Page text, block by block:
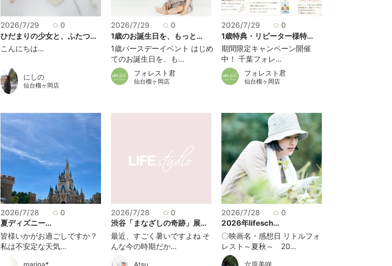
2026/7/29
0
ひだまりの少女と、ふたつ...
こんにちは...
にしの
仙台榴ヶ岡店
2026/7/29
0
1歳のお誕生日を、もっと...
1歳バースデーイベント はじめ
てのお誕生日を、も...
フォレスト君
仙台榴ヶ岡店
2026/7/29
0
1歳特典・リピーター様特...
期間限定キャンペーン開催
中！ 千葉フォレ...
フォレスト君
仙台榴ヶ岡店
2026/7/28
0
夏ディズニー...
皆様いかがお過ごしですか？
私は不安定な天気...
2026/7/28
0
渋谷「まなざしの奇跡」展...
最近、すごく暑いですよね そ
んな今の時期だか...
2026/7/28
0
2026年lifesch...
〇映画名・感想日 リトルフォ
レスト～夏秋～ 20...